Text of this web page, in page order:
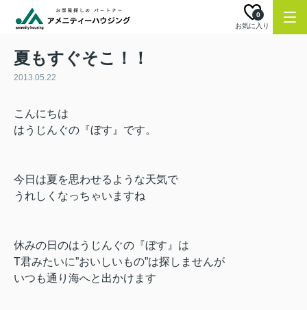
お気に入り
0
夏もすぐそこ！！
2013.05.22
こんにちは
はうじんぐの『ぼす』です。
今日は夏を思わせるような天気で
うれしくなっちゃいますね
休みの日のはうじんぐの『ぼす』は
T君みたいに”おいしいもの”は探しませんが
いつも通り海へと出かけます